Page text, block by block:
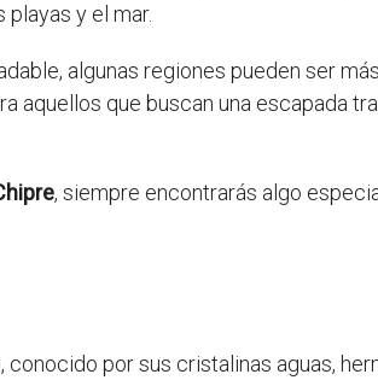
y el mar.
algunas regiones pueden ser
aquellos que buscan una escapada
, siempre encontrarás algo
por sus cristalinas aguas,